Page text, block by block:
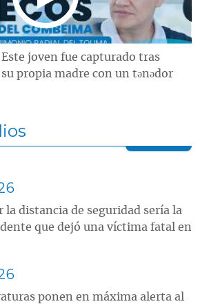
joven fue capturado tras
propia madre con un tǝnǝdor
la distancia de seguridad sería la
que dejó una víctima fatal en
ponen en máxima alerta al